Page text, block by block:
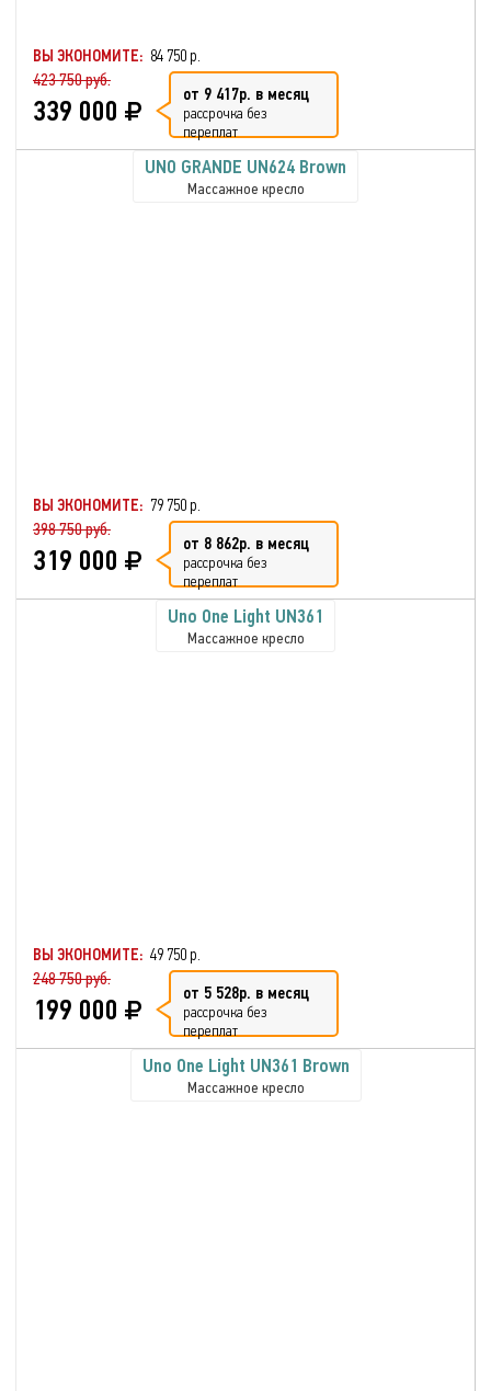
ВЫ ЭКОНОМИТЕ: 84 750 р.
423 750 руб.
339 000 от 9 417р. в месяц
рассрочка без
переплат
UNO GRANDE UN624 Brown
Массажное кресло
ВЫ ЭКОНОМИТЕ: 79 750 р.
398 750 руб.
319 000 от 8 862р. в месяц
рассрочка без
переплат
Uno One Light UN361
Массажное кресло
ВЫ ЭКОНОМИТЕ: 49 750 р.
248 750 руб.
199 000 от 5 528р. в месяц
рассрочка без
переплат
Uno One Light UN361 Brown
Массажное кресло